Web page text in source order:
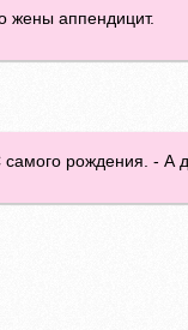
жены аппендицит.
рождения. - А